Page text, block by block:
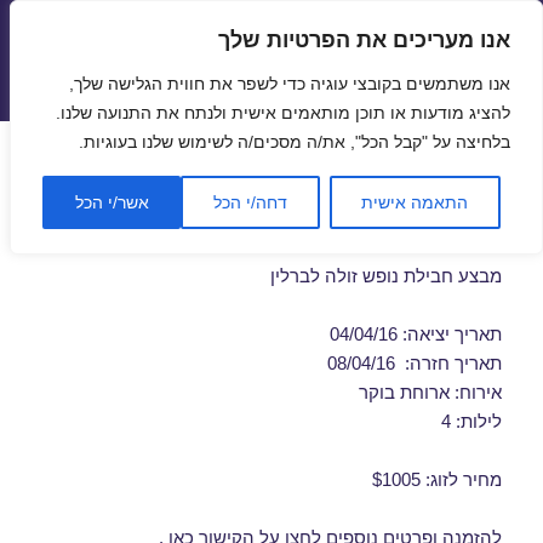
אנו מעריכים את הפרטיות שלך
אנו משתמשים בקובצי עוגיה כדי לשפר את חווית הגלישה שלך,
להציג מודעות או תוכן מותאמים אישית ולנתח את התנועה שלנו.
בלחיצה על "קבל הכל", את/ה מסכים/ה לשימוש שלנו בעוגיות.
התאמה אישית דחה/י הכל אשר/י הכל
תפריטים
ווידג'טים
חבילות נופש לברלין באפריל
04/04/2016
מבצע חבילת נופש זולה לברלין
תאריך יציאה: 04/04/16
תאריך חזרה: 08/04/16
אירוח: ארוחת בוקר
לילות: 4
מחיר לזוג: $1005
להזמנה ופרטים נוספים לחצו על הקישור כאן .